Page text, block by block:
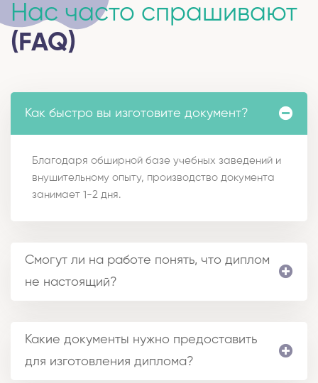
Нас часто спрашивают
(FAQ)
Как быстро вы изготовите документ?
Благодаря обширной базе учебных заведений и
внушительному опыту, производство документа
занимает 1-2 дня.
Смогут ли на работе понять, что диплом
не настоящий?
Какие документы нужно предоставить
для изготовления диплома?